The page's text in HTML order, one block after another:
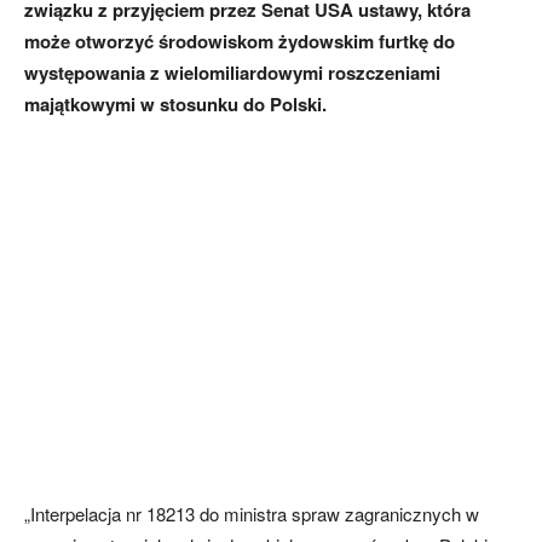
związku z przyjęciem przez Senat USA ustawy, która
może otworzyć środowiskom żydowskim furtkę do
występowania z wielomiliardowymi roszczeniami
majątkowymi w stosunku do Polski.
„Interpelacja nr 18213 do ministra spraw zagranicznych w